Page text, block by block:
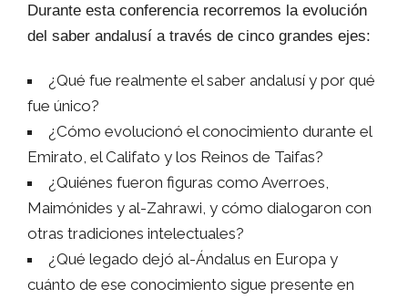
Durante esta conferencia recorremos la evolución
del saber andalusí a través de cinco grandes ejes:
¿Qué fue realmente el saber andalusí y por qué
fue único?
¿Cómo evolucionó el conocimiento durante el
Emirato, el Califato y los Reinos de Taifas?
¿Quiénes fueron figuras como Averroes,
Maimónides y al-Zahrawi, y cómo dialogaron con
otras tradiciones intelectuales?
¿Qué legado dejó al-Ándalus en Europa y
cuánto de ese conocimiento sigue presente en